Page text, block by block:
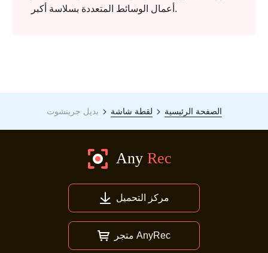
أعمال الوسائط المتعددة بسلاسة أكبر.
الصفحة الرئيسية لقطة شاشة بديل جرينشوت
مركز التحميل
متجر AnyRec